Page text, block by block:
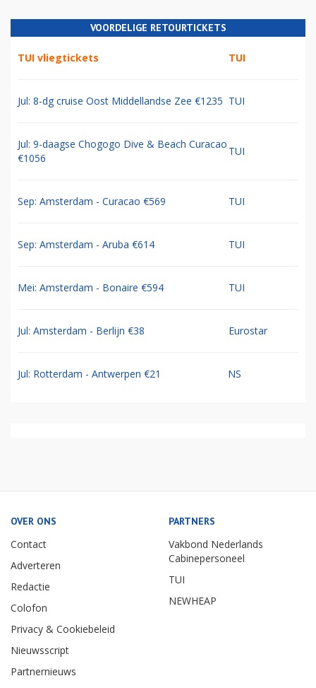
VOORDELIGE RETOURTICKETS
TUI vliegtickets TUI
Jul: 8-dg cruise Oost Middellandse Zee €1235 TUI
Jul: 9-daagse Chogogo Dive & Beach Curacao
€1056
TUI
Sep: Amsterdam - Curacao €569 TUI
Sep: Amsterdam - Aruba €614 TUI
Mei: Amsterdam - Bonaire €594 TUI
Jul: Amsterdam - Berlijn €38 Eurostar
Jul: Rotterdam - Antwerpen €21 NS
OVER ONS
Contact
Adverteren
Redactie
Colofon
Privacy & Cookiebeleid
Nieuwsscript
Partnernieuws
PARTNERS
Vakbond Nederlands
Cabinepersoneel
TUI
NEWHEAP